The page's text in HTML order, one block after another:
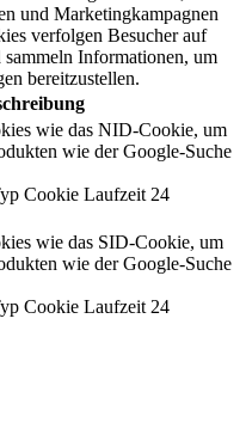
und Marketingkampagnen
verfolgen Besucher auf
sammeln Informationen, um
bereitzustellen.
wie das NID-Cookie, um
wie der Google-Suche
Cookie Laufzeit 24
wie das SID-Cookie, um
wie der Google-Suche
Cookie Laufzeit 24